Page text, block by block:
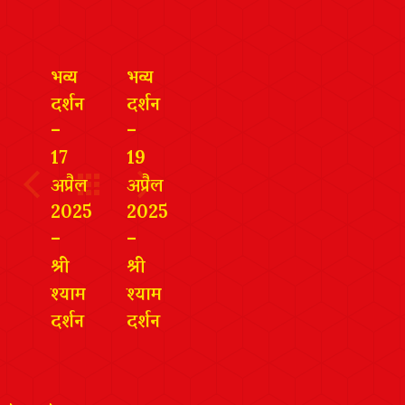
भव्य
दर्शन
–
17
अप्रैल
2025
–
श्री
श्याम
दर्शन
भव्य
दर्शन
–
19
अप्रैल
2025
–
श्री
श्याम
दर्शन